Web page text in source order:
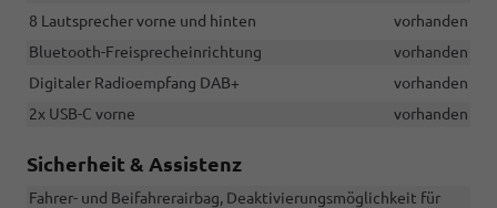
8 Lautsprecher vorne und hinten
vorhanden
Bluetooth-Freisprecheinrichtung
vorhanden
Digitaler Radioempfang DAB+
vorhanden
2x USB-C vorne
vorhanden
Sicherheit & Assistenz
Fahrer- und Beifahrerairbag, Deaktivierungsmöglichkeit für